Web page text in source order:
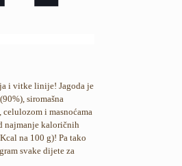
i vitke linije! Jagoda je
siromašna
celulozom i masnoćama
najmanje kaloričnih
na 100 g)! Pa tako
svake dijete za